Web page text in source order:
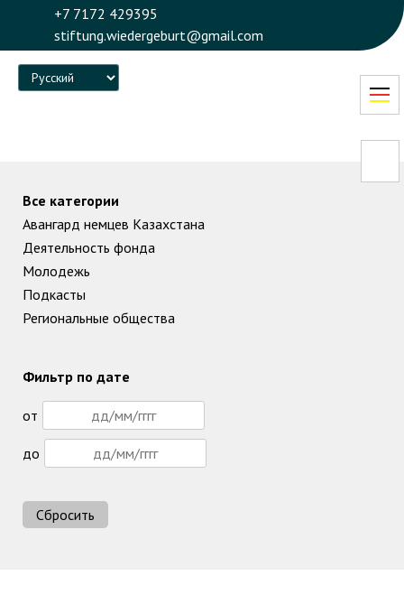
+7 7172 429395
stiftung.wiedergeburt@gmail.com
Language
Все категории
Авангард немцев Казахстана
Деятельность фонда
Молодежь
Подкасты
Региональные общества
Фильтр по дате
от
до
Сбросить